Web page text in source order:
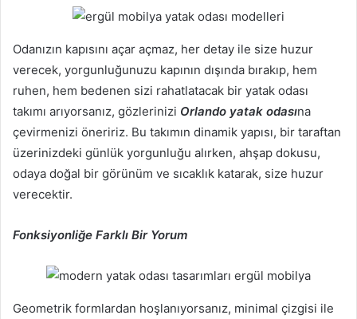
Odanızın kapısını açar açmaz, her detay ile size huzur
verecek, yorgunluğunuzu kapının dışında bırakıp, hem
ruhen, hem bedenen sizi rahatlatacak bir yatak odası
takımı arıyorsanız, gözlerinizi Orlando yatak odasına
çevirmenizi öneririz. Bu takımın dinamik yapısı, bir taraftan
üzerinizdeki günlük yorgunluğu alırken, ahşap dokusu,
odaya doğal bir görünüm ve sıcaklık katarak, size huzur
verecektir.
Fonksiyonliğe Farklı Bir Yorum
Geometrik formlardan hoşlanıyorsanız, minimal çizgisi ile